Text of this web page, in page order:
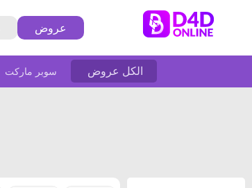
عروض
الكل عروض سوبر ماركت